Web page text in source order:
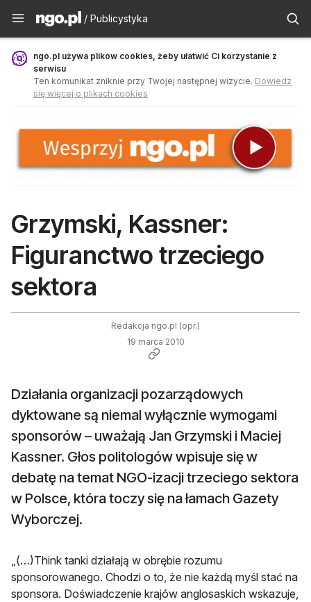
Publicystyka - ngo.pl
/ Publicystyka
ngo.pl używa plików cookies, żeby ułatwić Ci korzystanie z
serwisu
Ten komunikat zniknie przy Twojej następnej wizycie. Dowiedz
się więcej o plikach cookies
Grzymski, Kassner:
Figuranctwo trzeciego
sektora
Redakcja ngo.pl (opr.)
19 marca 2010
Działania organizacji pozarządowych
dyktowane są niemal wyłącznie wymogami
sponsorów – uważają Jan Grzymski i Maciej
Kassner. Głos politologów wpisuje się w
debatę na temat NGO-izacji trzeciego sektora
w Polsce, która toczy się na łamach Gazety
Wyborczej.
„(…)Think tanki działają w obrębie rozumu
sponsorowanego. Chodzi o to, że nie każdą myśl stać na
sponsora. Doświadczenie krajów anglosaskich wskazuje,